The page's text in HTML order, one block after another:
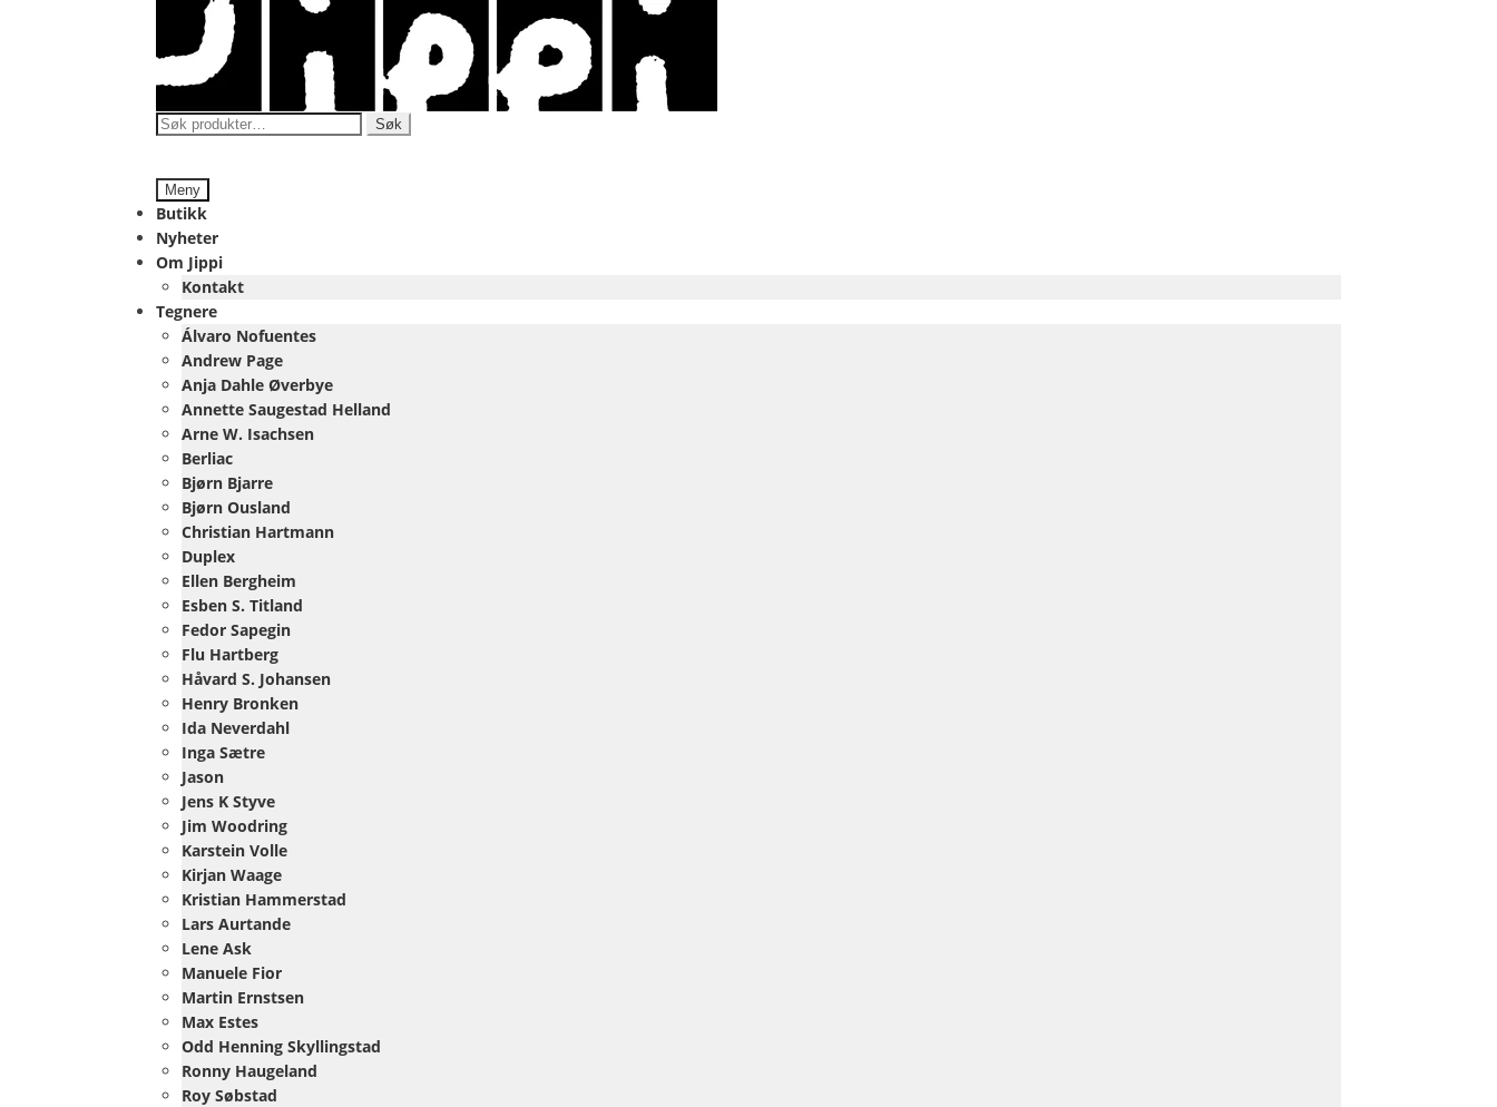
navigasjon
innhold
Søk
Søk
Meny
Butikk
Nyheter
Om Jippi
Kontakt
Tegnere
Álvaro Nofuentes
Andrew Page
Anja Dahle Øverbye
Annette Saugestad Helland
Arne W. Isachsen
Berliac
Bjørn Bjarre
Bjørn Ousland
Christian Hartmann
Duplex
Ellen Bergheim
Esben S. Titland
Fedor Sapegin
Flu Hartberg
Håvard S. Johansen
Henry Bronken
Ida Neverdahl
Inga Sætre
Jason
Jens K Styve
Jim Woodring
Karstein Volle
Kirjan Waage
Kristian Hammerstad
Lars Aurtande
Lene Ask
Manuele Fior
Martin Ernstsen
Max Estes
Odd Henning Skyllingstad
Ronny Haugeland
Roy Søbstad